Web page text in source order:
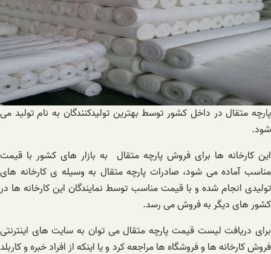
پارچه متقال در داخل کشور توسط بهترین تولیدکنندگان به نام تولید می
شود.
این کارخانه ها برای فروش پارچه متقال به بازار های کشور با قیمت
مناسب آماده می شود، صادرات پارچه متقال به وسیله ی کارخانه های
تولیدی انجام شده و با قیمت مناسب توسط نمایندگان این کارخانه ها در
کشور های دیگر به فروش می رسد.
برای دریافت لیست قیمت پارچه متقال می توان به سایت های اینترنتی
فروش کارخانه ها و فروشگاه ها مراجعه کرد و یا اینکه از افراد خبره و کاربلد